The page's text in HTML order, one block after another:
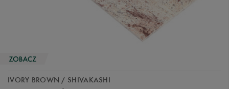
IVORY BROWN / SHIVAKASHI